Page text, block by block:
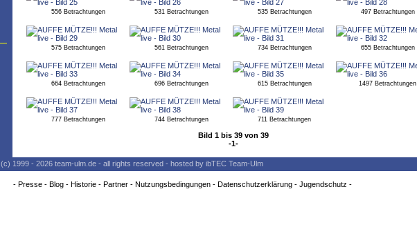
556 Betrachtungen 531 Betrachtungen 535 Betrachtungen 497 Betrachtungen
575 Betrachtungen 561 Betrachtungen 734 Betrachtungen 655 Betrachtungen
664 Betrachtungen 696 Betrachtungen 615 Betrachtungen 1497 Betrachtungen
777 Betrachtungen 744 Betrachtungen 711 Betrachtungen
Bild 1 bis 39 von 39
-1-
(c) 1999 - 2026 team-ulm.de - all rights reserved - hosted by ibTEC Team-Ulm
- Presse- Blog- Historie- Partner- Nutzungsbedingungen- Datenschutzerklärung- Jugendschutz -